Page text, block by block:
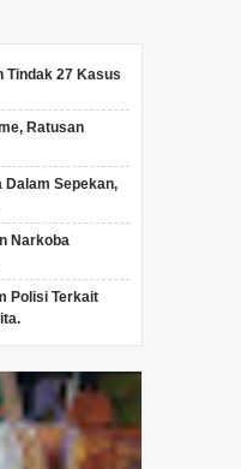
Tindak 27 Kasus
Ratusan
Dalam Sepekan,
Narkoba
Polisi Terkait